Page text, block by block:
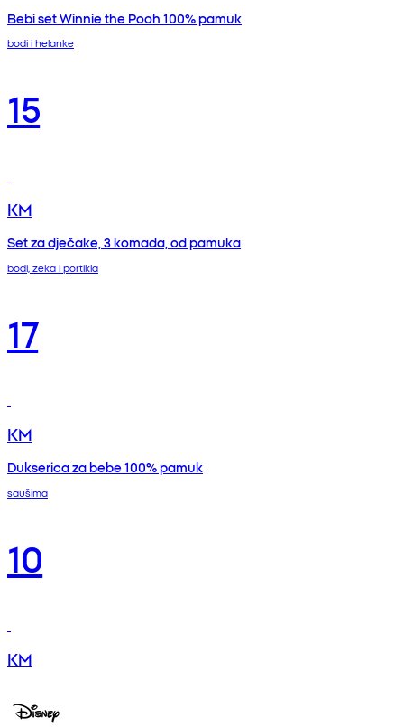
Bebi set Winnie the Pooh 100% pamuk
bodi i helanke
15
KM
Set za dječake, 3 komada, od pamuka
bodi, zeka i portikla
17
KM
Dukserica za bebe 100% pamuk
saušima
10
KM